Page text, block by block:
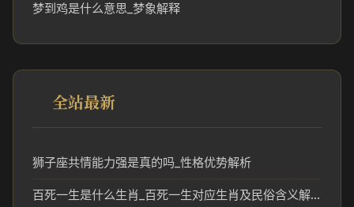
梦到鸡是什么意思_梦象解释
全站最新
狮子座共情能力强是真的吗_性格优势解析
百死一生是什么生肖_百死一生对应生肖及民俗含义解析